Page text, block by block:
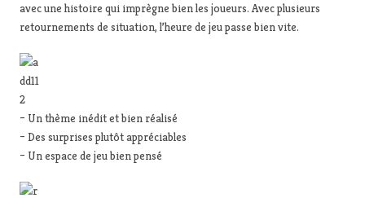
avec une histoire qui imprègne bien les joueurs. Avec plusieurs
retournements de situation, l’heure de jeu passe bien vite.
– Un thème inédit et bien réalisé
– Des surprises plutôt appréciables
– Un espace de jeu bien pensé